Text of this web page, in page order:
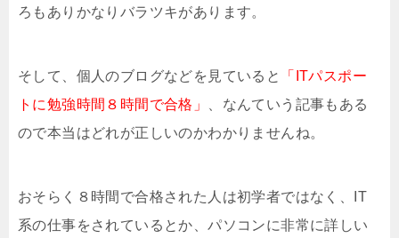
ろもありかなりバラツキがあります。
そして、個人のブログなどを見ていると
「ITパスポー
トに勉強時間８時間で合格」
、なんていう記事もある
ので本当はどれが正しいのかわかりませんね。
おそらく８時間で合格された人は初学者ではなく、IT
系の仕事をされているとか、パソコンに非常に詳しい